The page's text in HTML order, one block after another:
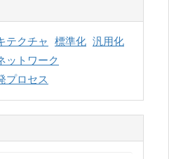
テクチャ 標準化 汎用化
ットワーク
プロセス